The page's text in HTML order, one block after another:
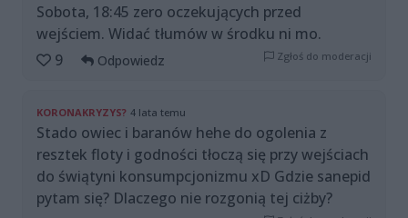
Sobota, 18:45 zero oczekujących przed
wejściem. Widać tłumów w środku ni mo.
9
Odpowiedz Zgłoś do moderacji
KORONAKRYZYS? 4 lata temu
Stado owiec i baranów hehe do ogolenia z
resztek floty i godności tłoczą się przy wejściach
do świątyni konsumpcjonizmu xD Gdzie sanepid
pytam się? Dlaczego nie rozgonią tej ciżby?